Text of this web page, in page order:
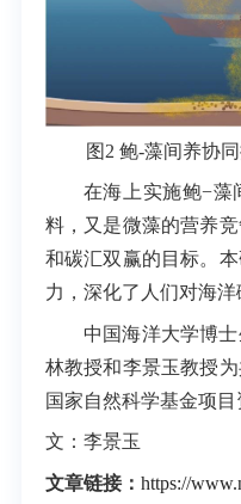
图2 鲍-藻间养协
在海上实施鲍−藻
料，又是微藻的营养
和碳汇双赢的目标。
力，深化了人们对海洋
中国海洋大学博
林教授和李景玉教授
国家自然科学基金项目
文：李景玉
文章链接： https://